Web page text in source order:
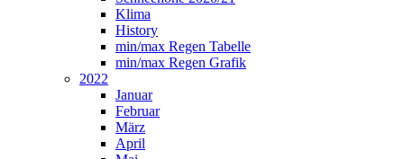
Klima
History
min/max Regen Tabelle
min/max Regen Grafik
2022
Januar
Februar
März
April